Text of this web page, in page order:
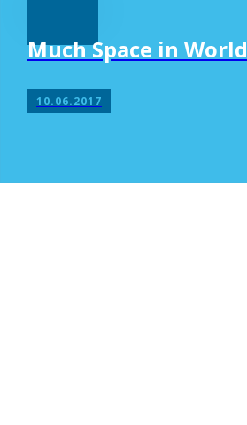
Much Space in World
10.06.2017